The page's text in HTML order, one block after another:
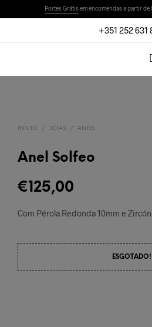
Portes Grátisem encomendas a partir de
+351 252 631
INÍCIO / JÓIAS / ANÉIS
Anel Solfeo
€125,00
Com Pérola Redonda 10mm e
ESGOTADO!